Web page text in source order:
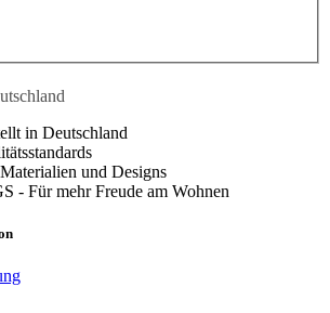
in Deutschland
und Designs
- Für mehr Freude am Wohnen